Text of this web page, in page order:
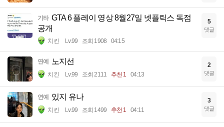
기타 GTA 6 플레이 영상 8월27일 넷플릭스 독점
공개
치킨 Lv.99 조회 1908 04:15
5
댓글
연예 노지선
치킨 Lv.99 조회 2111 추천 1 04:13
2
댓글
연예 있지 유나
치킨 Lv.99 조회 1499 추천 1 04:11
3
댓글